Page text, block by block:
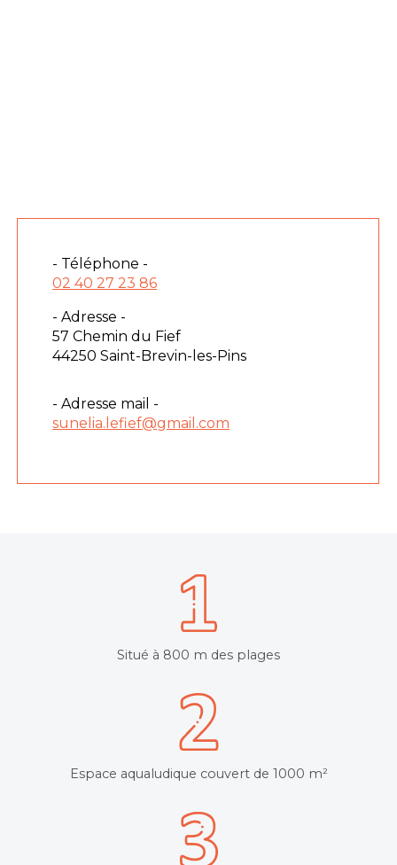
Situé à 800 m des plages
Espace aqualudique couvert de 1000 m²
- Téléphone -
02 40 27 23 86
- Adresse -
57 Chemin du Fief
44250 Saint-Brevin-les-Pins
- Adresse mail -
sunelia.lefief@gmail.com